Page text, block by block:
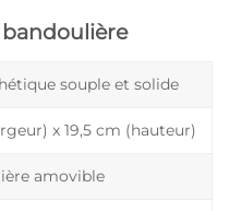
souple et solide
x 19,5 cm (hauteur)
amovible